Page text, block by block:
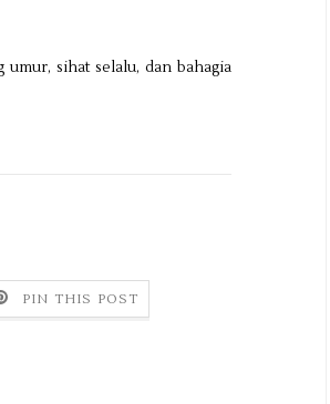
umur, sihat selalu, dan bahagia
PIN THIS POST